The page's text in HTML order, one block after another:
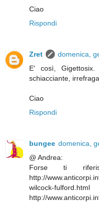
Ciao
Rispondi
Zret
domenica,
E' così,
schiacciante,
Ciao
Rispondi
bungee domenica,
@ Andrea:
Forse ti
http://
wilcock-fulford.html
http://